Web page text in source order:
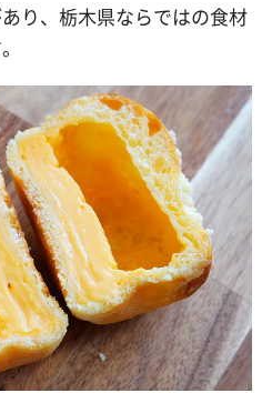
り、栃木県ならではの食材